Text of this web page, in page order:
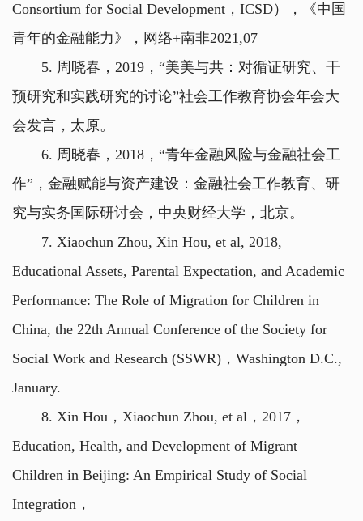
Consortium for Social Development，ICSD），《中国
青年的金融能力》，网络+南非2021,07
5. 周晓春，2019，“美美与共：对循证研究、干
预研究和实践研究的讨论”社会工作教育协会年会大
会发言，太原。
6. 周晓春，2018，“青年金融风险与金融社会工
作”，金融赋能与资产建设：金融社会工作教育、研
究与实务国际研讨会，中央财经大学，北京。
7. Xiaochun Zhou, Xin Hou, et al, 2018,
Educational Assets, Parental Expectation, and Academic
Performance: The Role of Migration for Children in
China, the 22th Annual Conference of the Society for
Social Work and Research (SSWR)，Washington D.C.,
January.
8. Xin Hou，Xiaochun Zhou, et al，2017，
Education, Health, and Development of Migrant
Children in Beijing: An Empirical Study of Social
Integration，